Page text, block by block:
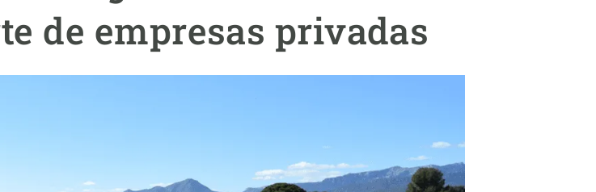
de empresas privadas
Servicios técnicos
Programa de másteres y doctorado
Visitante o sabático